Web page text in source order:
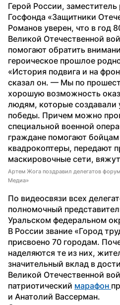
Герой России, заместитель
Госфонда «Защитники
Романов уверен, что в год
Великой Отечественной
помогают обратить
героическое прошлое
«История подвига и на
сказал он. — Мы по
хорошую возможность
людям, которые создавали
победы. Причем можно
специальной военной
граждане помогают
квадрокоптеры, передают
маскировочные сети,
Артем Жога поздравил делегатов
Медиа»
По видеосвязи всех
полномочный
Уральском федеральном
В России звание «Город
присвоено 70 городам.
наделяются те из них,
значительный вклад в
Великой Отечественной
патриотический марафон
и Анатолий Вассерман.